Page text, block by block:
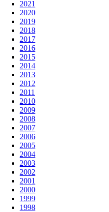
2021
2020
2019
2018
2017
2016
2015
2014
2013
2012
2011
2010
2009
2008
2007
2006
2005
2004
2003
2002
2001
2000
1999
1998